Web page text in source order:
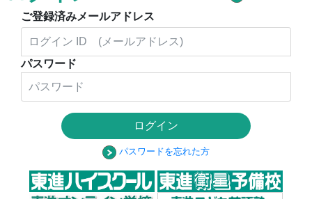
ご登録済みメールアドレス
パスワード
ログイン
パスワードを忘れた方